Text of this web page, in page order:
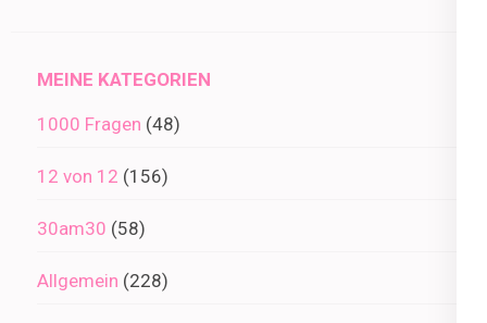
MEINE KATEGORIEN
1000 Fragen (48)
12 von 12 (156)
30am30 (58)
Allgemein (228)